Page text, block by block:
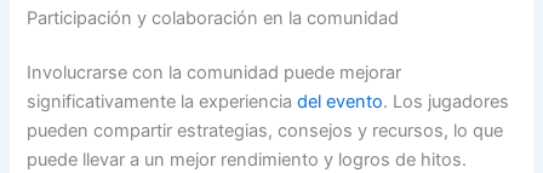
Participación y colaboración en la comunidad
Involucrarse con la comunidad puede mejorar
significativamente la experienciadel evento. Los jugadores
pueden compartir estrategias, consejos y recursos, lo que
puede llevar a un mejor rendimiento y logros de hitos.